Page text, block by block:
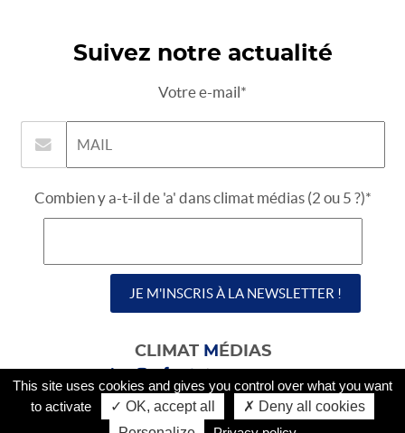
Suivez notre actualité
Votre e-mail*
Combien y a-t-il de 'a' dans climat médias (2 ou 5 ?)*
CLIMATM ÉDIAS
- - - climatmedias.org
This site uses cookies and gives you control over what you want
to activate
✓ OK, accept all
✗ Deny all cookies